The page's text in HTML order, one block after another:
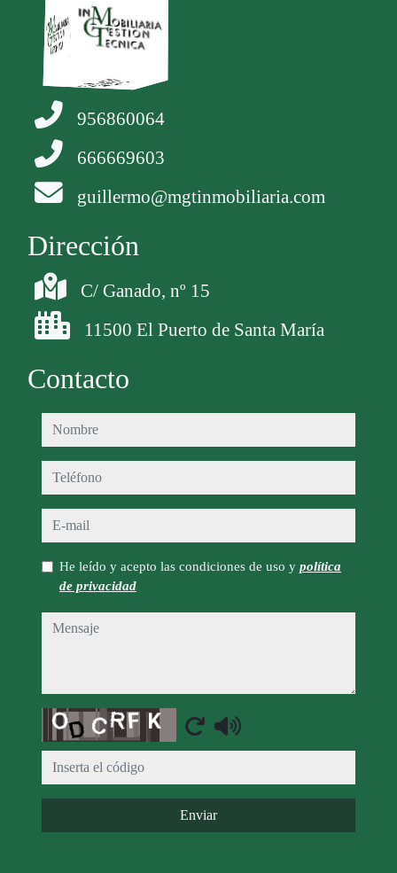
956860064
666669603
guillermo@mgtinmobiliaria.com
Dirección
C/ Ganado, nº 15
11500 El Puerto de Santa María
Contacto
nombre
teléfono
e-mail
He leído y acepto las condiciones de uso y política
de privacidad
mensaje
Captcha
Enviar